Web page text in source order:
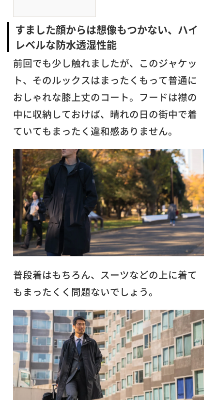
すました顔からは想像もつかない、ハイ
レベルな防水透湿性能
前回でも少し触れましたが、このジャケッ
ト、そのルックスはまったくもって普通に
おしゃれな膝上丈のコート。フードは襟の
中に収納しておけば、晴れの日の街中で着
ていてもまったく違和感ありません。
普段着はもちろん、スーツなどの上に着て
もまったくく問題ないでしょう。